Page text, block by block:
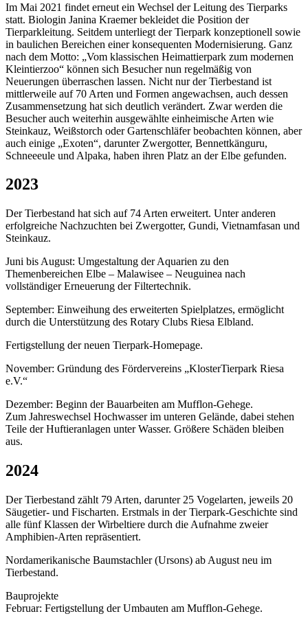
Im Mai 2021 findet erneut ein Wechsel der Leitung des Tierparks
statt. Biologin Janina Kraemer bekleidet die Position der
Tierparkleitung. Seitdem unterliegt der Tierpark konzeptionell sowie
in baulichen Bereichen einer konsequenten Modernisierung. Ganz
nach dem Motto: „Vom klassischen Heimattierpark zum modernen
Kleintierzoo“ können sich Besucher nun regelmäßig von
Neuerungen überraschen lassen. Nicht nur der Tierbestand ist
mittlerweile auf 70 Arten und Formen angewachsen, auch dessen
Zusammensetzung hat sich deutlich verändert. Zwar werden die
Besucher auch weiterhin ausgewählte einheimische Arten wie
Steinkauz, Weißstorch oder Gartenschläfer beobachten können, aber
auch einige „Exoten“, darunter Zwergotter, Bennettkänguru,
Schneeeule und Alpaka, haben ihren Platz an der Elbe gefunden.
2023
Der Tierbestand hat sich auf 74 Arten erweitert. Unter anderen
erfolgreiche Nachzuchten bei Zwergotter, Gundi, Vietnamfasan und
Steinkauz.
Juni bis August: Umgestaltung der Aquarien zu den
Themenbereichen Elbe – Malawisee – Neuguinea nach
vollständiger Erneuerung der Filtertechnik.
September: Einweihung des erweiterten Spielplatzes, ermöglicht
durch die Unterstützung des Rotary Clubs Riesa Elbland.
Fertigstellung der neuen Tierpark-Homepage.
November: Gründung des Fördervereins „KlosterTierpark Riesa
e.V.“
Dezember: Beginn der Bauarbeiten am Mufflon-Gehege.
Zum Jahreswechsel Hochwasser im unteren Gelände, dabei stehen
Teile der Huftieranlagen unter Wasser. Größere Schäden bleiben
aus.
2024
Der Tierbestand zählt 79 Arten, darunter 25 Vogelarten, jeweils 20
Säugetier- und Fischarten. Erstmals in der Tierpark-Geschichte sind
alle fünf Klassen der Wirbeltiere durch die Aufnahme zweier
Amphibien-Arten repräsentiert.
Nordamerikanische Baumstachler (Ursons) ab August neu im
Tierbestand.
Bauprojekte
Februar: Fertigstellung der Umbauten am Mufflon-Gehege.